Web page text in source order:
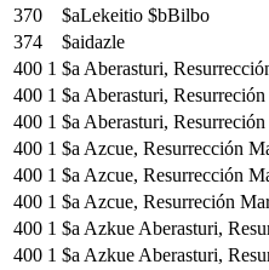
370
$aLekeitio $bBilbo
374
$aidazle
400 1 $a Aberasturi,
400 1 $a Aberasturi,
400 1 $a Aberasturi,
400 1 $a Azcue, Resurrección
400 1 $a Azcue, Resurrección
400 1 $a Azcue, Resurreción
400 1 $a Azkue Aberasturi,
400 1 $a Azkue Aberasturi,